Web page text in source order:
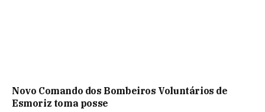
Novo Comando dos Bombeiros Voluntários de
Esmoriz toma posse